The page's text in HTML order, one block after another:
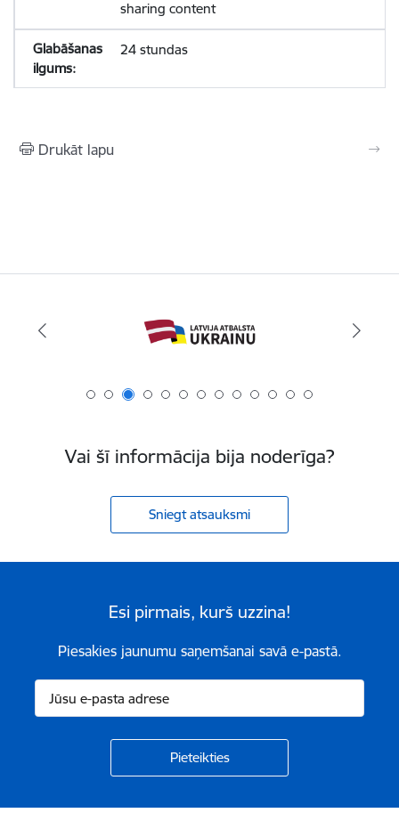
sharing content
24 stundas
Drukāt lapu
Vai šī informācija bija noderīga?
Sniegt atsauksmi
Esi pirmais, kurš uzzina!
Piesakies jaunumu saņemšanai savā e-pastā.